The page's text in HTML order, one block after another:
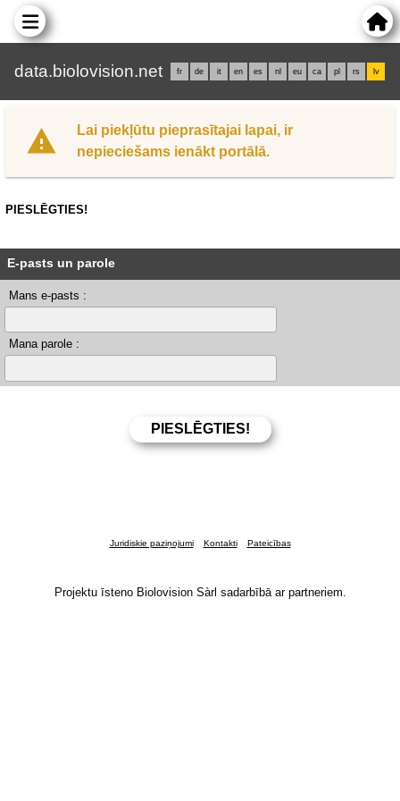
data.biolovision.net fr de it en es nl eu ca pl rs lv
Lai piekļūtu pieprasītajai lapai, ir
nepieciešams ienākt portālā.
PIESLĒGTIES!
E-pasts un parole
Mans e-pasts :
Mana parole :
Juridiskie paziņojumi Kontakti Pateicības
Projektu īsteno Biolovision Sàrl sadarbībā ar partneriem.